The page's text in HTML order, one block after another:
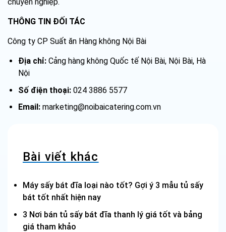
THÔNG TIN ĐỐI TÁC
Công ty CP Suất ăn Hàng không Nội Bài
Địa chỉ:Cảng hàng không Quốc tế Nội Bài, Nội Bài, Hà
Nội
Số điện thoại:024 3886 5577
Email:marketing@noibaicatering.com.vn
Bài viết khác
Máy sấy bát đĩa loại nào tốt? Gợi ý 3 mẫu tủ sấy
bát tốt nhất hiện nay
3 Nơi bán tủ sấy bát đĩa thanh lý giá tốt và bảng
giá tham khảo